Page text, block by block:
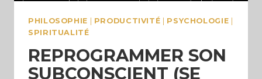
PHILOSOPHIE PRODUCTIVITÉ PSYCHOLOGIE
SPIRITUALITÉ
REPROGRAMMER SON
SUBCONSCIENT (SE